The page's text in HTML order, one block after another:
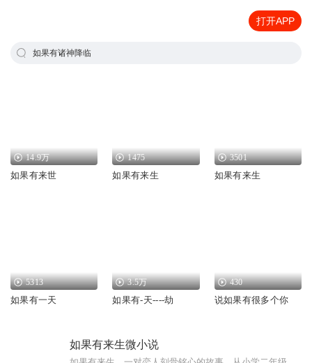
打开APP
如果有诸神降临
14.9万
如果有来世
1475
如果有来生
3501
如果有来生
5313
如果有一天
3.5万
如果有-天----劫
430
说如果有很多个你
如果有来生微小说